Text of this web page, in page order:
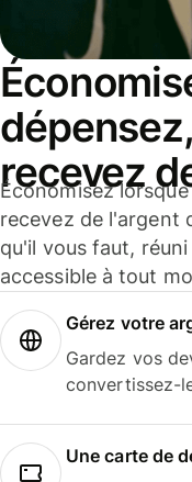
recevez
Économisez
recevez de l'argent
qu'il vous faut,
accessible à tout
Gérez votre
Gardez vos
convertissez-
Une carte de